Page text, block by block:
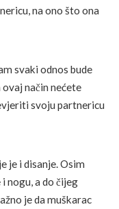
na ono što ona
svaki odnos bude
način nećete
svoju partnericu
je i disanje. Osim
nogu, a do čijeg
je da muškarac